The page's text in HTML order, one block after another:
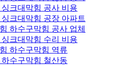
크대막힘 공사 비용
크대막힘 공장 아파트
하수구막힘 공사 업체
크대막힘 수리 비용
하수구막힘 역류
수구막힘 철산동